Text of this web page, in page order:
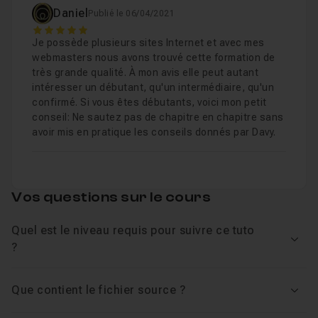
informations essentielles du réseau de recherche afin
de vous permettre d'aider à votre tour d'autres
personnes dans le besoin.
La plateforme Google Ads est une plateforme assez
complète ce qui m'a incité à créer un cours spécifique
sur le réseau display afin debien maîtriser cette partie
investissement.
Je vous souhaite un trés bon cours !
Chapitre 8 : Les audiences d'affinité (Réseau de
Chapitre 9 : Les audiences d'affinité
Chapitre 10 : Les audiences "événements de la vie"
Chapitre 12 : Les audiences d'intention
Chapitre 13 : Comment supprimer une audience sur
Chapitre 14 : Comment rajouter une audience sur
Daniel Publié le 06/04/2021
5
Je possède plusieurs sites Internet et avec mes
webmasters nous avons trouvé cette formation de
très grande qualité. À mon avis elle peut autant
intéresser un débutant, qu'un intermédiaire, qu'un
confirmé. Si vous êtes débutants, voici mon petit
conseil: Ne sautez pas de chapitre en chapitre sans
avoir mis en pratique les conseils donnés par Davy.
Vos questions sur le cours
Quel est le niveau requis pour suivre ce tuto
?
Que contient le fichier source ?